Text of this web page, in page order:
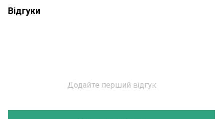
Відгуки
Додайте перший відгук